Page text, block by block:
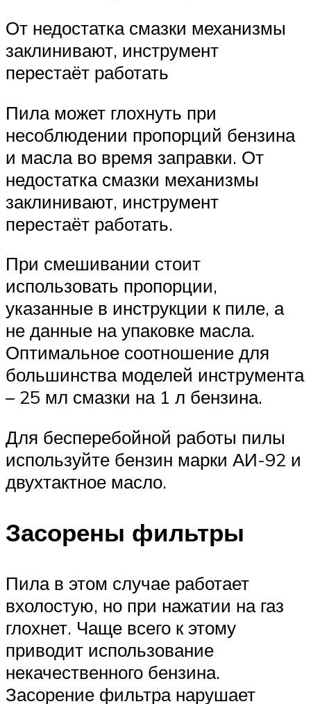
От недостатка смазки механизмы
заклинивают, инструмент
перестаёт работать
Пила может глохнуть при
несоблюдении пропорций бензина
и масла во время заправки. От
недостатка смазки механизмы
заклинивают, инструмент
перестаёт работать.
При смешивании стоит
использовать пропорции,
указанные в инструкции к пиле, а
не данные на упаковке масла.
Оптимальное соотношение для
большинства моделей инструмента
– 25 мл смазки на 1 л бензина.
Для бесперебойной работы пилы
используйте бензин марки АИ-92 и
двухтактное масло.
Засорены фильтры
Пила в этом случае работает
вхолостую, но при нажатии на газ
глохнет. Чаще всего к этому
приводит использование
некачественного бензина.
Засорение фильтра нарушает